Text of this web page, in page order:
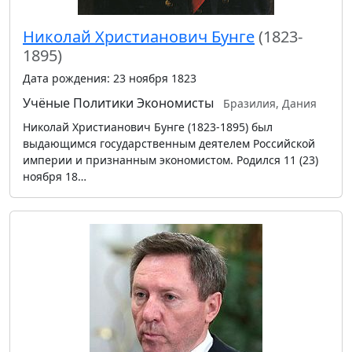
Николай Христианович Бунге(1823-
1895)
Дата рождения: 23 ноября 1823
Учёные Политики Экономисты
Бразилия, Дания
Николай Христианович Бунге (1823-1895) был
выдающимся государственным деятелем Российской
империи и признанным экономистом. Родился 11 (23)
ноября 18…